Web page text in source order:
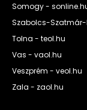
Somogy -
Szabolcs-Szatmár-
Tolna - teol.hu
Vas - vaol.hu
Veszprém - veol.hu
Zala - zaol.hu